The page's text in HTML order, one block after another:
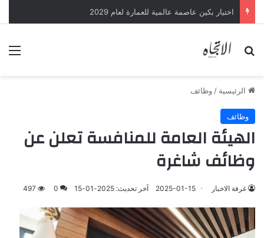
اختيار بكين عاصمة عالمية للعمارة لعام 2029
بحث عن
الرئيسية / وظائف
وظائف
‎الهيئة العامة للمنافسة تعلن عن
وظائف شاغرة
غرفة الاخبار 2025-01-15 آخر تحديث: 2025-01-15 0
497